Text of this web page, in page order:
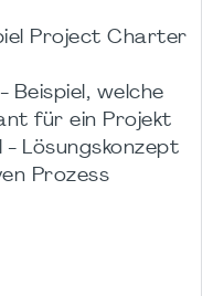
Project Charter
welche
für ein Projekt
Lösungskonzept
Prozess